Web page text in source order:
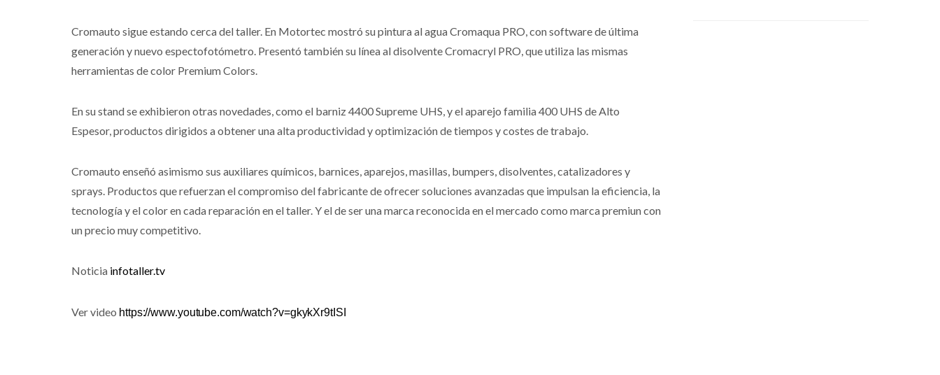
Cromauto sigue estando cerca del taller. En Motortec mostró su pintura al agua Cromaqua PRO, con software de última
generación y nuevo espectofotómetro. Presentó también su línea al disolvente Cromacryl PRO, que utiliza las mismas
herramientas de color Premium Colors.
En su stand se exhibieron otras novedades, como el barniz 4400 Supreme UHS, y el aparejo familia 400 UHS de Alto
Espesor, productos dirigidos a obtener una alta productividad y optimización de tiempos y costes de trabajo.
Cromauto enseñó asimismo sus auxiliares químicos, barnices, aparejos, masillas, bumpers, disolventes, catalizadores y
sprays. Productos que refuerzan el compromiso del fabricante de ofrecer soluciones avanzadas que impulsan la eficiencia, la
tecnología y el color en cada reparación en el taller. Y el de ser una marca reconocida en el mercado como marca premiun con
un precio muy competitivo.
Noticia infotaller.tv
Ver video https://www.youtube.com/watch?v=gkykXr9tISI